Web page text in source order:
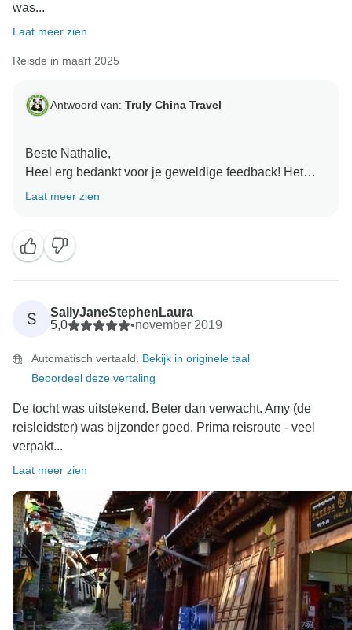
was...
Laat meer zien
Reisde in maart 2025
Antwoord van: Truly China Travel
Beste Nathalie,
Heel erg bedankt voor je geweldige feedback! Het
doet ons enorm veel plezier om te horen dat jij en je
Ons team bij TRUYLY CHINA TRAVEL streeft er altijd
naar om elke gast een onvergetelijke en naadloze
reiservaring te bezorgen, en jouw vriendelijke
woorden zijn de beste beloning voor onze
inspanningen. We waarderen het zeer dat je de tijd
delen.
We hopen oprecht dat we jou en je vrouw snel weer
Hartelijke groeten,
Laat meer zien
S
SallyJaneStephenLaura
5,0
•november 2019
Automatisch vertaald. Bekijk in originele taal
Beoordeel deze vertaling
De tocht was uitstekend. Beter dan verwacht. Amy (de
reisleidster) was bijzonder goed. Prima reisroute - veel
verpakt...
Laat meer zien